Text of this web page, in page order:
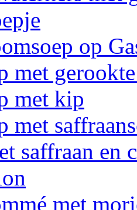
op
met
met kip
met
saffraan en
met